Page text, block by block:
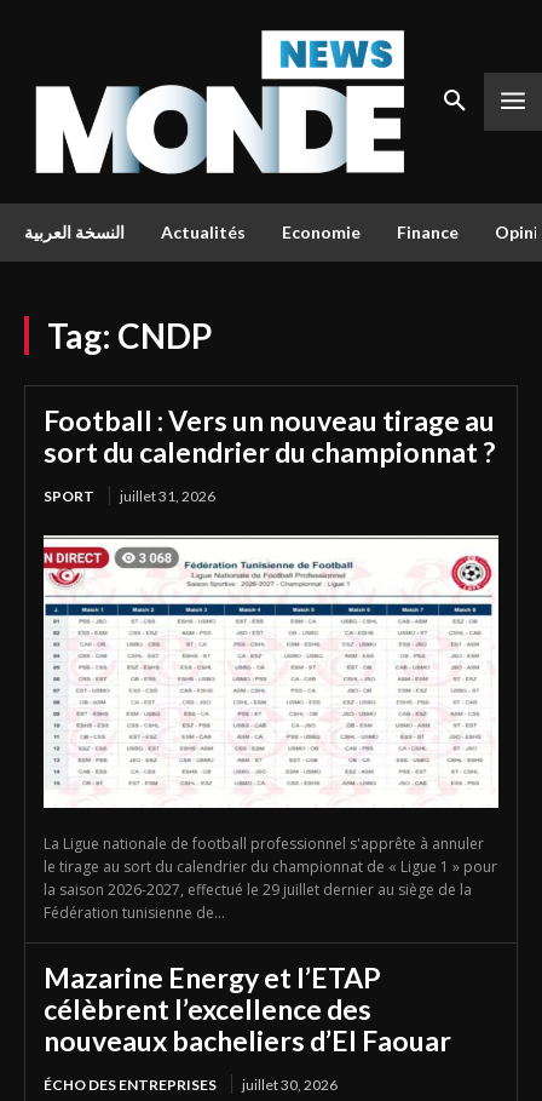
النسخة العربية Actualités Economie Finance
Tag: CNDP
Football : Vers un nouveau tirage au
sort du calendrier du championnat ?
SPORT juillet 31, 2026
La Ligue nationale de football professionnel s'apprête à annuler
le tirage au sort du calendrier du championnat de « Ligue 1 » pour
la saison 2026-2027, effectué le 29 juillet dernier au siège de la
Fédération tunisienne de...
Mazarine Energy et l’ETAP
célèbrent l’excellence des
nouveaux bacheliers d’El Faouar
ÉCHO DES ENTREPRISES juillet 30, 2026